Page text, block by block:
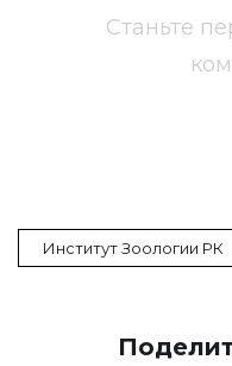
Станьте
Институт Зоологии РК